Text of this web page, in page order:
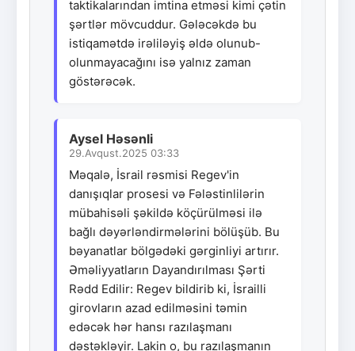
taktikalarından imtina etməsi kimi çətin
şərtlər mövcuddur. Gələcəkdə bu
istiqamətdə irəliləyiş əldə olunub-
olunmayacağını isə yalnız zaman
göstərəcək.
Aysel Həsənli
29.Avqust.2025 03:33
Məqalə, İsrail rəsmisi Regev'in
danışıqlar prosesi və Fələstinlilərin
mübahisəli şəkildə köçürülməsi ilə
bağlı dəyərləndirmələrini bölüşüb. Bu
bəyanatlar bölgədəki gərginliyi artırır.
Əməliyyatların Dayandırılması Şərti
Rədd Edilir: Regev bildirib ki, İsrailli
girovların azad edilməsini təmin
edəcək hər hansı razılaşmanı
dəstəkləyir. Lakin o, bu razılaşmanın